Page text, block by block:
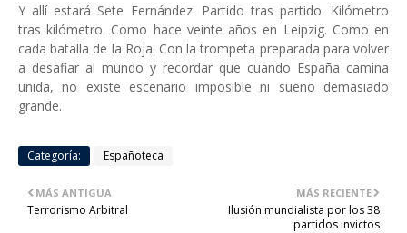
Y allí estará Sete Fernández. Partido tras partido. Kilómetro
tras kilómetro. Como hace veinte años en Leipzig. Como en
cada batalla de la Roja. Con la trompeta preparada para volver
a desafiar al mundo y recordar que cuando España camina
unida, no existe escenario imposible ni sueño demasiado
grande.
Categoría: Españoteca
MÁS RECIENTE
Ilusión mundialista por los 38
partidos invictos
MÁS ANTIGUA
Terrorismo Arbitral